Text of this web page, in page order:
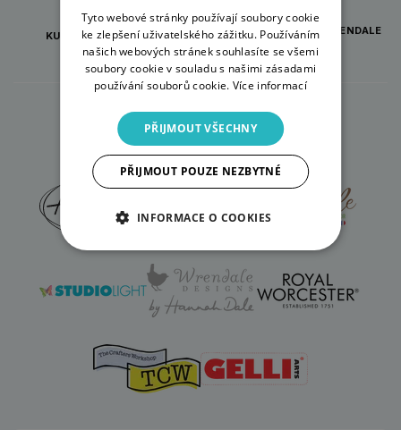
KURZY PRO TVOŘIVÉ
ORIGINÁLNÍ DÁRKY WRENDALE
DESIGNS
Značky, které zastupujeme
Tyto webové stránky používají soubory cookie
ke zlepšení uživatelského zážitku. Používáním
našich webových stránek souhlasíte se všemi
soubory cookie v souladu s našimi zásadami
používání souborů cookie. Více informací
PŘIJMOUT VŠECHNY
PŘIJMOUT POUZE NEZBYTNÉ
INFORMACE O COOKIES